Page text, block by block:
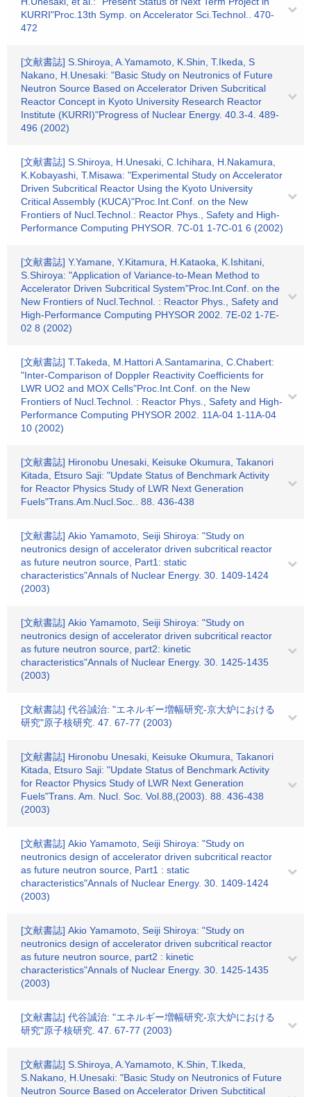
KURRI"Proc.13th Symp. on Accelerator Sci.Technol.. 470-
472
[文献書誌] S.Shiroya, A.Yamamoto, K.Shin, T.Ikeda, S
Nakano, H.Unesaki: "Basic Study on Neutronics of Future
Neutron Source Based on Accelerator Driven Subcritical
Reactor Concept in Kyoto University Research Reactor
Institute (KURRI)"Progress of Nuclear Energy. 40.3-4. 489-
496 (2002)
[文献書誌] S.Shiroya, H.Unesaki, C.Ichihara, H.Nakamura,
K.Kobayashi, T.Misawa: "Experimental Study on Accelerator
Driven Subcritical Reactor Using the Kyoto University
Critical Assembly (KUCA)"Proc.Int.Conf. on the New
Frontiers of Nucl.Technol.: Reactor Phys., Safety and High-
Performance Computing PHYSOR. 7C-01 1-7C-01 6 (2002)
[文献書誌] Y.Yamane, Y.Kitamura, H.Kataoka, K.Ishitani,
S.Shiroya: "Application of Variance-to-Mean Method to
Accelerator Driven Subcritical System"Proc.Int.Conf. on the
New Frontiers of Nucl.Technol. : Reactor Phys., Safety and
High-Performance Computing PHYSOR 2002. 7E-02 1-7E-
02 8 (2002)
[文献書誌] T.Takeda, M.Hattori A.Santamarina, C.Chabert:
"Inter-Comparison of Doppler Reactivity Coefficients for
LWR UO2 and MOX Cells"Proc.Int.Conf. on the New
Frontiers of Nucl.Technol. : Reactor Phys., Safety and High-
Performance Computing PHYSOR 2002. 11A-04 1-11A-04
10 (2002)
[文献書誌] Hironobu Unesaki, Keisuke Okumura, Takanori
Kitada, Etsuro Saji: "Update Status of Benchmark Activity
for Reactor Physics Study of LWR Next Generation
Fuels"Trans.Am.Nucl.Soc.. 88. 436-438
[文献書誌] Akio Yamamoto, Seiji Shiroya: "Study on
neutronics design of accelerator driven subcritical reactor
as future neutron source, Part1: static
characteristics"Annals of Nuclear Energy. 30. 1409-1424
(2003)
[文献書誌] Akio Yamamoto, Seiji Shiroya: "Study on
neutronics design of accelerator driven subcritical reactor
as future neutron source, part2: kinetic
characteristics"Annals of Nuclear Energy. 30. 1425-1435
(2003)
[文献書誌] 代谷誠治: "エネルギー増幅研究-京大炉における
研究"原子核研究. 47. 67-77 (2003)
[文献書誌] Hironobu Unesaki, Keisuke Okumura, Takanori
Kitada, Etsuro Saji: "Update Status of Benchmark Activity
for Reactor Physics Study of LWR Next Generation
Fuels"Trans. Am. Nucl. Soc. Vol.88,(2003). 88. 436-438
(2003)
[文献書誌] Akio Yamamoto, Seiji Shiroya: "Study on
neutronics design of accelerator driven subcritical reactor
as future neutron source, Part1 : static
characteristics"Annals of Nuclear Energy. 30. 1409-1424
(2003)
[文献書誌] Akio Yamamoto, Seiji Shiroya: "Study on
neutronics design of accelerator driven subcritical reactor
as future neutron source, part2 : kinetic
characteristics"Annals of Nuclear Energy. 30. 1425-1435
(2003)
[文献書誌] 代谷誠治: "エネルギー増幅研究-京大炉における
研究"原子核研究. 47. 67-77 (2003)
[文献書誌] S.Shiroya, A.Yamamoto, K.Shin, T.Ikeda,
S.Nakano, H.Unesaki: "Basic Study on Neutronics of Future
Neutron Source Based on Accelerator Driven Subctitical